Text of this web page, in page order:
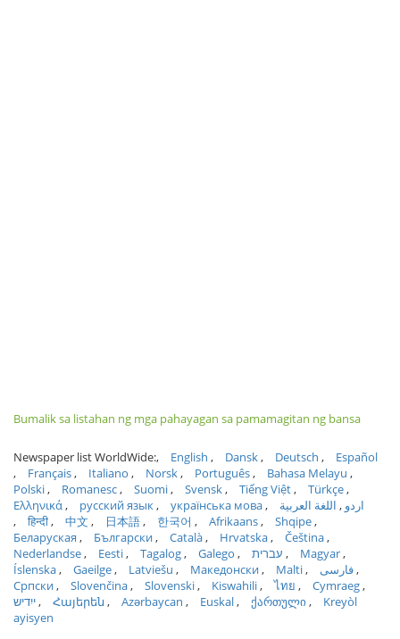
Bumalik sa listahan ng mga pahayagan sa pamamagitan ng bansa
Newspaper list WorldWide: English Dansk Deutsch
Español
Français
Italiano Norsk Português
Bahasa Melayu
Polski
Romanesc Suomi Svensk Tiếng Việt
Türkçe
Ελληνικά
русский язык українська мова اردو
اللغة العربية
हिन्दी
中文 日本語 한국어 Afrikaans
Shqipe
Беларуская
Български Català Hrvatska
Čeština
Nederlandse
Eesti Tagalog Galego עברית
Magyar
Íslenska
Gaeilge Latviešu Македонски Malti
فارسی
Српски
Slovenčina Slovenski Kiswahili ไทย
Cymraeg
ייִדיש
Հայերեն Azərbaycan Euskal ქართული
Kreyòl
ayisyen